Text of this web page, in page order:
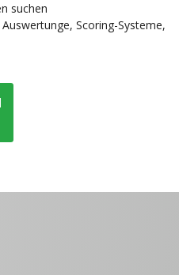
suchen
Scoring-Systeme,